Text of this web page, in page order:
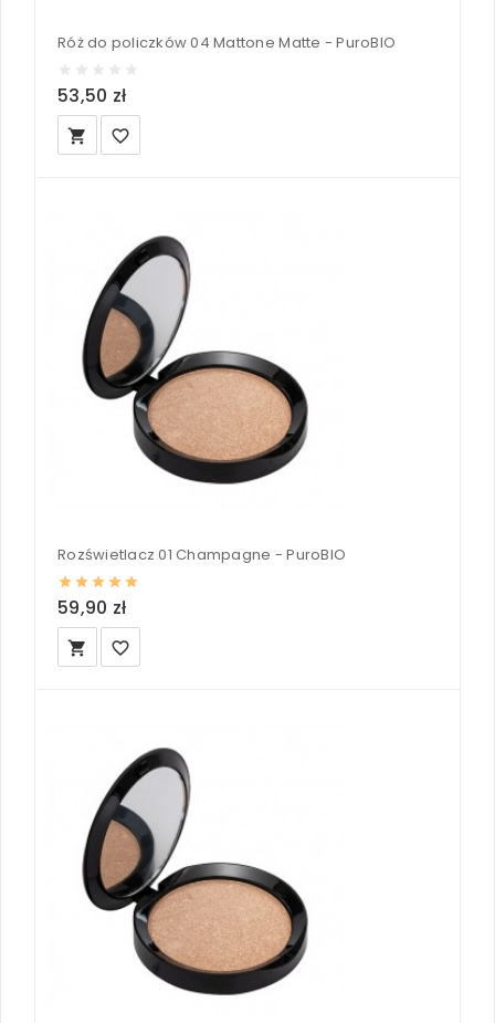
Róż do policzków 04 Mattone Matte - PuroBIO
53,50 zł
local_grocery_store favorite_border
Rozświetlacz 01 Champagne - PuroBIO
59,90 zł
local_grocery_store favorite_border